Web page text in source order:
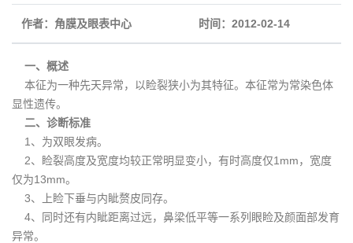
作者：角膜及眼表中心 时间：2012-02-14
一、概述
本征为一种先天异常，以睑裂狭小为其特征。本征常为常染色体
显性遗传。
二、诊断标准
1、为双眼发病。
2、睑裂高度及宽度均较正常明显变小，有时高度仅1mm，宽度
仅为13mm。
3、上睑下垂与内眦赘皮同存。
4、同时还有内眦距离过远，鼻梁低平等一系列眼睑及颜面部发育
异常。